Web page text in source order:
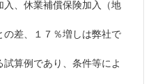
入、休業補償保険加入（地
の差、１７％増しは弊社で
試算例であり、条件等によ